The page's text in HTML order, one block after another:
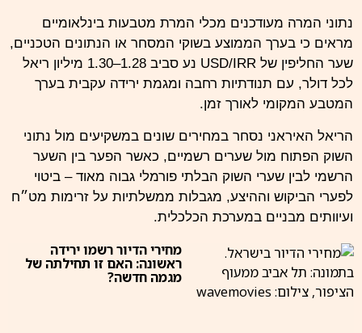
נתוני המרה מעודכנים מכלי המרת מטבעות בינלאומיים
מראים כי בערך הממוצע בשוקי המסחר או הנתונים הטכניים,
שער החליפין של USD/IRR נע סביב 1.28–1.30 מיליון ריאל
לכל דולר, עם תנודתיות רחבה ומגמת ירידה עקבית בערך
המטבע המקומי לאורך זמן.
הריאל האיראני נסחר במחירים שונים במשקיעים מול נתוני
השוק הפתוח מול שערים רשמיים, כאשר הפער בין השער
הרשמי לבין שערי השוק הבלתי פורמלי גבוה מאוד – ביטוי
לפערי הביקוש וההיצע, מגבלות ממשלתיות על זרימות מט״ח
ועיוותים מבניים במערכת הכלכלית.
מחירי הדיור רשמו ירידה
ראשונה: האם זו תחילתה של
מגמה חדשה?